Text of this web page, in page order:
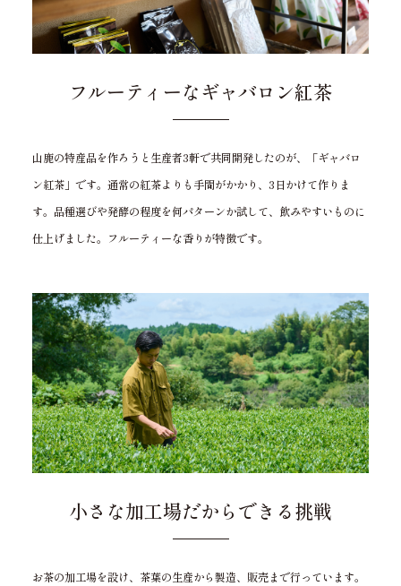
フルーティーなギャバロン紅茶
山鹿の特産品を作ろうと生産者3軒で共同開発したのが、「ギャバロ
ン紅茶」です。通常の紅茶よりも手間がかかり、3日かけて作りま
す。品種選びや発酵の程度を何パターンか試して、飲みやすいものに
仕上げました。フルーティーな香りが特徴です。
小さな加工場だからできる挑戦
お茶の加工場を設け、茶葉の生産から製造、販売まで行っています。